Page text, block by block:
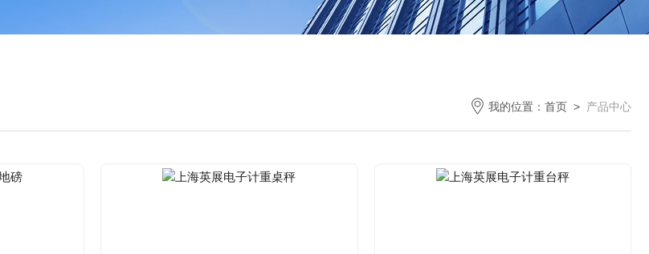
我的位置： 首页 > 产品中心